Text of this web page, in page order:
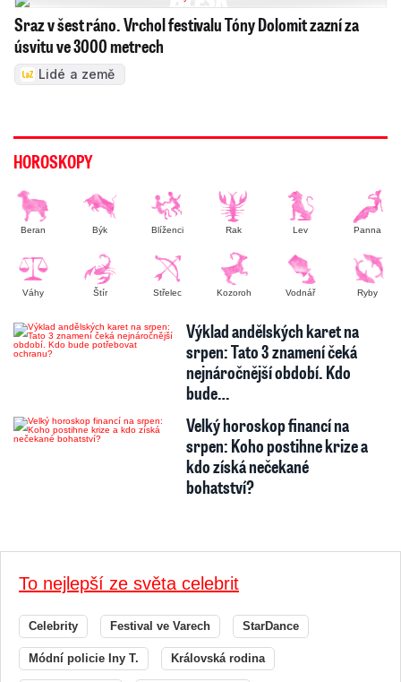
Sraz v šest ráno. Vrchol festivalu Tóny Dolomit zazní za
úsvitu ve 3000 metrech
Lidé a země
HOROSKOPY
Beran Býk Blíženci Rak Lev Panna
Váhy Štír Střelec Kozoroh Vodnář Ryby
Výklad andělských karet na
srpen: Tato 3 znamení čeká
nejnáročnější období. Kdo
bude…
Velký horoskop financí na
srpen: Koho postihne krize a
kdo získá nečekané
bohatství?
To nejlepší ze světa celebrit
Celebrity Festival ve Varech StarDance
Módní policie Iny T. Královská rodina